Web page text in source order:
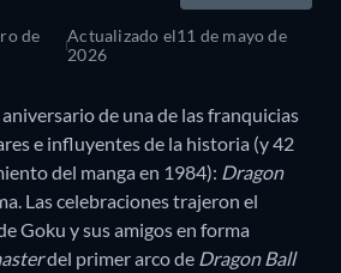
de
Actualizado el11 de mayo de
2026
de una de las franquicias
e influyentes de la historia (y 42
del manga en 1984): Dragon
Las celebraciones trajeron el
Goku y sus amigos en forma
del primer arco de Dragon Ball